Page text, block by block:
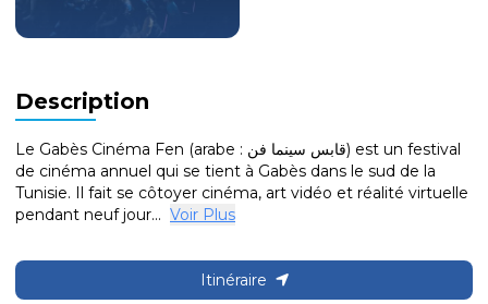
Description
Le Gabès Cinéma Fen (arabe : قابس سينما فن) est un festival
de cinéma annuel qui se tient à Gabès dans le sud de la
Tunisie. Il fait se côtoyer cinéma, art vidéo et réalité virtuelle
pendant neuf jour... Voir Plus
Itinéraire